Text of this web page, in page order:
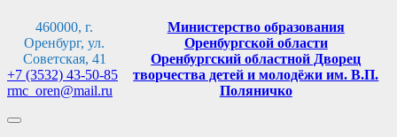
460000, г.
Оренбург, ул.
Советская, 41
+7 (3532) 43-50-85
rmc_oren@mail.ru
Министерство образования
Оренбургской области
Оренбургский областной Дворец
творчества детей и молодёжи им. В.П.
Поляничко